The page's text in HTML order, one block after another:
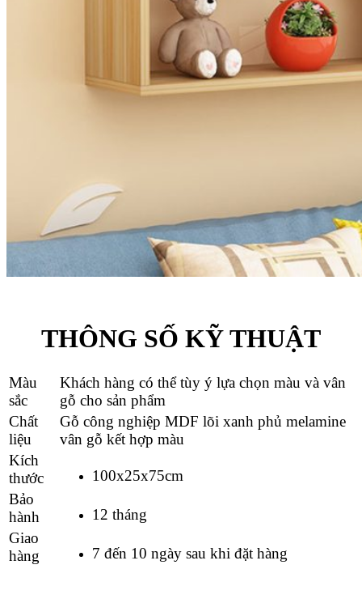
THÔNG SỐ KỸ THUẬT
Màu
sắc
Khách hàng có thể tùy ý lựa chọn màu và vân
gỗ cho sản phẩm
Chất
liệu
Gỗ công nghiệp MDF lõi xanh phủ melamine
vân gỗ kết hợp màu
Kích
thước
100x25x75cm
Bảo
hành
12 tháng
Giao
hàng
7 đến 10 ngày sau khi đặt hàng